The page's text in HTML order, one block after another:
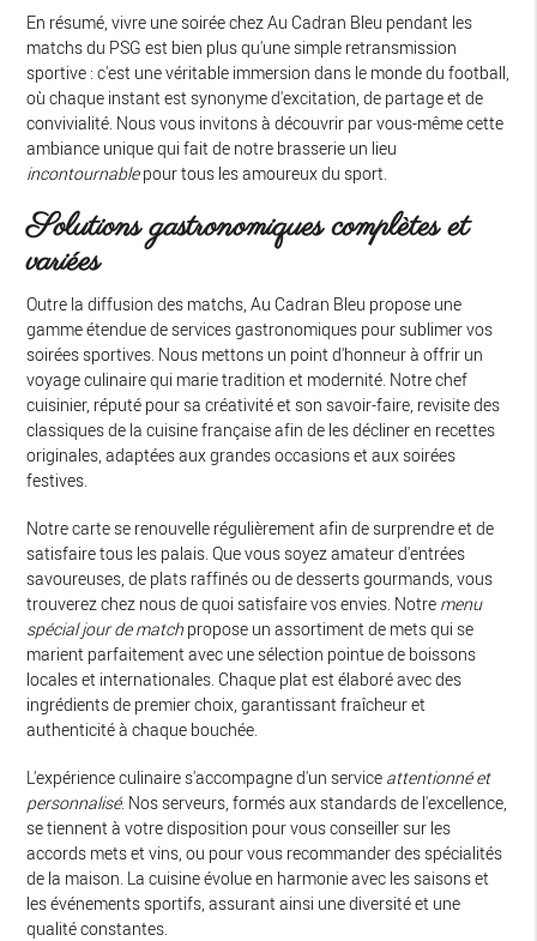
En résumé, vivre une soirée chez Au Cadran Bleu pendant les
matchs du PSG est bien plus qu'une simple retransmission
sportive : c'est une véritable immersion dans le monde du football,
où chaque instant est synonyme d'excitation, de partage et de
convivialité. Nous vous invitons à découvrir par vous-même cette
ambiance unique qui fait de notre brasserie un lieu
incontournablepour tous les amoureux du sport.
Solutions gastronomiques complètes et
variées
Outre la diffusion des matchs, Au Cadran Bleu propose une
gamme étendue de services gastronomiques pour sublimer vos
soirées sportives. Nous mettons un point d'honneur à offrir un
voyage culinaire qui marie tradition et modernité. Notre chef
cuisinier, réputé pour sa créativité et son savoir-faire, revisite des
classiques de la cuisine française afin de les décliner en recettes
originales, adaptées aux grandes occasions et aux soirées
festives.
Notre carte se renouvelle régulièrement afin de surprendre et de
satisfaire tous les palais. Que vous soyez amateur d'entrées
savoureuses, de plats raffinés ou de desserts gourmands, vous
trouverez chez nous de quoi satisfaire vos envies. Notre menu
spécial jour de match propose un assortiment de mets qui se
marient parfaitement avec une sélection pointue de boissons
locales et internationales. Chaque plat est élaboré avec des
ingrédients de premier choix, garantissant fraîcheur et
authenticité à chaque bouchée.
L'expérience culinaire s'accompagne d'un service attentionné et
personnalisé. Nos serveurs, formés aux standards de l'excellence,
se tiennent à votre disposition pour vous conseiller sur les
accords mets et vins, ou pour vous recommander des spécialités
de la maison. La cuisine évolue en harmonie avec les saisons et
les événements sportifs, assurant ainsi une diversité et une
qualité constantes.